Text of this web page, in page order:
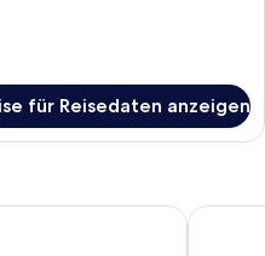
für Reisedaten anzeigen